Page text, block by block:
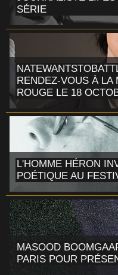
SÉRIE
RENDEZ-VOUS À LA
ROUGE LE 18
L'HOMME HÉRON
POÉTIQUE AU
MASOOD
PARIS POUR